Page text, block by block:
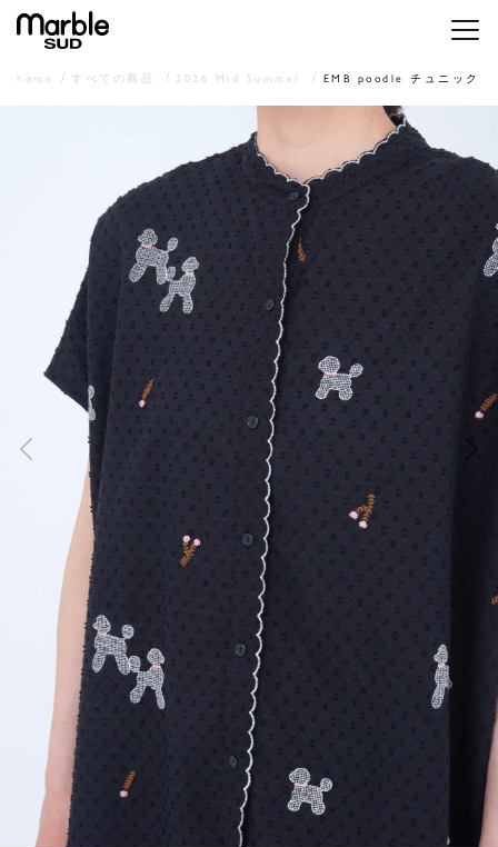
メニ
home すべての商品 2026 Mid Summer EMB poodle チュニック